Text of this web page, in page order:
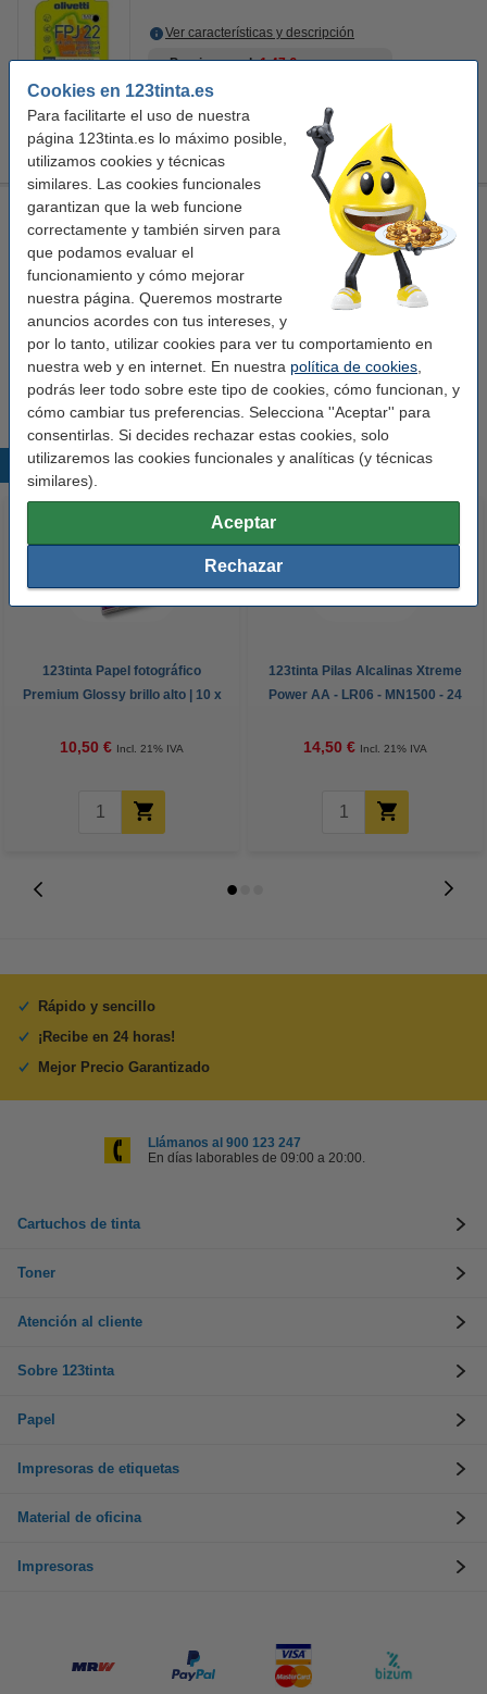
Cookies en 123tinta.es
Para facilitarte el uso de nuestra
página 123tinta.es lo máximo posible,
utilizamos cookies y técnicas
similares. Las cookies funcionales
garantizan que la web funcione
correctamente y también sirven para
que podamos evaluar el
funcionamiento y cómo mejorar
nuestra página. Queremos mostrarte
anuncios acordes con tus intereses, y
por lo tanto, utilizar cookies para ver tu comportamiento en
nuestra web y en internet. En nuestra política de cookies
podrás leer todo sobre este tipo de cookies, cómo funcionan, y
cómo cambiar tus preferencias. Selecciona ''Aceptar'' para
consentirlas. Si decides rechazar estas cookies, solo
utilizaremos las cookies funcionales y analíticas (y técnicas
similares).
Aceptar
Rechazar
Ver características y descripción
Precio por ml 1,47 €
Producto descatalogado.
Olivetti FPJ 26 (84436 G) cabezal de impresion color
(original)
tres colores cabezal de inyección de tinta
Ver características y descripción
En almacén externo
41,50 € Comprar
Productos destacados
123tinta Papel fotográfico
Premium Glossy brillo alto | 10 x
10,50 € Incl. 21% IVA
123tinta Pilas Alcalinas Xtreme
Power AA - LR06 - MN1500 - 24
14,50 € Incl. 21% IVA
Rápido y sencillo
¡Recibe en 24 horas!
Mejor Precio Garantizado
Llámanos al 900 123 247
En días laborables de 09:00 a 20:00.
Cartuchos de tinta
Toner
Atención al cliente
Sobre 123tinta
Papel
Impresoras de etiquetas
Material de oficina
Impresoras